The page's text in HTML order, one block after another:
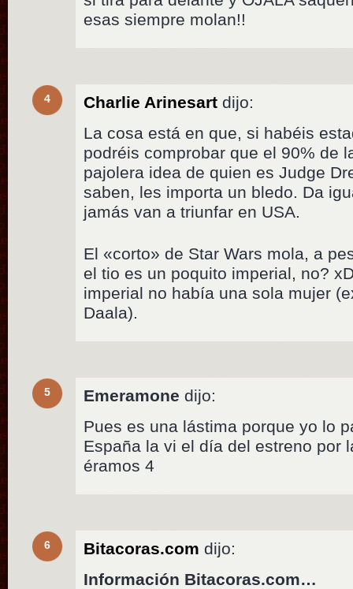
esas siempre molan!!
4 Charlie Arinesart dijo:
La cosa está en que, si habéis
podréis comprobar que el 90% de
pajolera idea de quien es Judge
saben, les importa un bledo. Da
jamás van a triunfar en USA.
El «corto» de Star Wars mola, a
el tio es un poquito imperial, no?
imperial no había una sola mujer
Daala).
5 Emeramone dijo:
Pues es una lástima porque yo lo
España la vi el día del estreno por
éramos 4
6 Bitacoras.com dijo:
Información Bitacoras.com…